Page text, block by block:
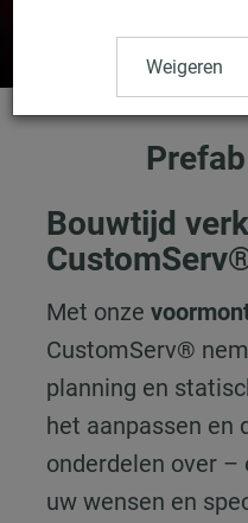
Weigeren
Bouwtijd
Met onze
CustomServ®
planning en
het aanpassen en
onderdelen over –
uw wensen en